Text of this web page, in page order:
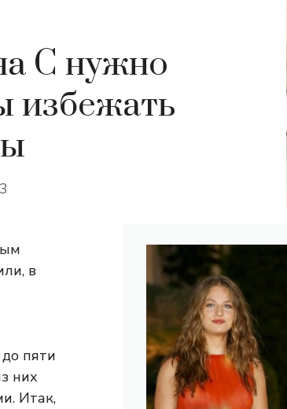
С нужно
избежать
в
пяти
них
Итак,